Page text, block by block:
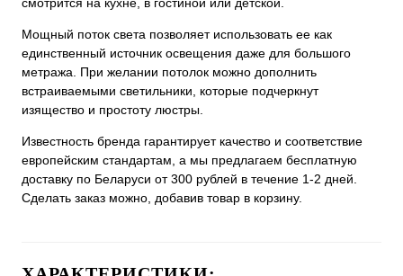
Мощный поток света позволяет использовать ее как
единственный источник освещения даже для большого
метража. При желании потолок можно дополнить
встраиваемыми светильники, которые подчеркнут
изящество и простоту люстры.
Известность бренда гарантирует качество и соответствие
европейским стандартам, а мы предлагаем бесплатную
доставку по Беларуси от 300 рублей в течение 1-2 дней.
Сделать заказ можно, добавив товар в корзину.